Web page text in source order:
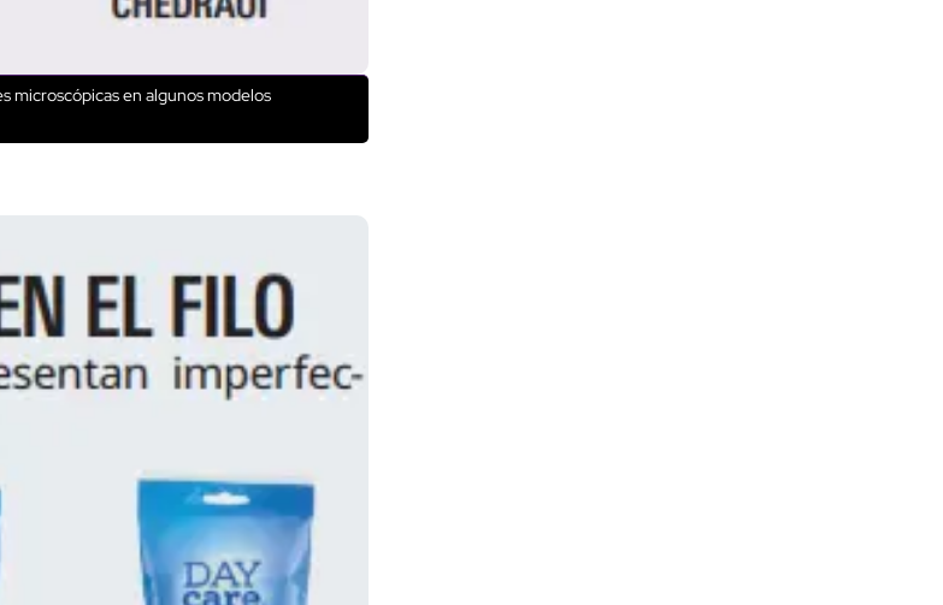
microscópicas en algunos modelos